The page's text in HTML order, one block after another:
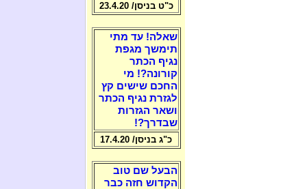
כ"ט בניסן/ 23.4.20
שאלה! עד מתי
תימשך מגפת
נגיף הכתר
קורונה?! מי
החכם שישים קץ
לגזרת נגיף הכתר
ושאר הגזרות
שבדרך?!
כ"ג בניסן/ 17.4.20
הבעל שם טוב
הקדוש חזה כבר